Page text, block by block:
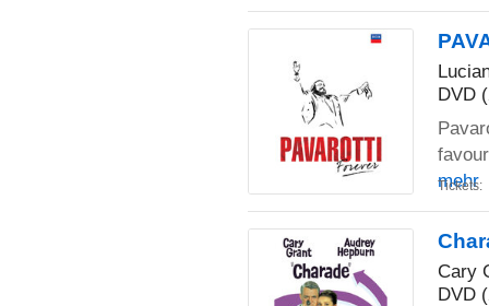
DVD
mehr
Tickets:
Cary
DVD